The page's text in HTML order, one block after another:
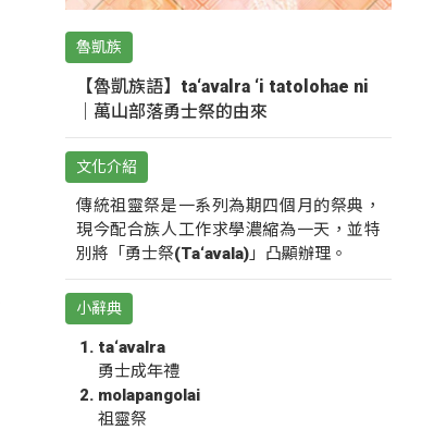
魯凱族
【魯凱族語】ta‘avalra ‘i tatolohae ni
｜萬山部落勇士祭的由來
文化介紹
傳統祖靈祭是一系列為期四個月的祭典，
現今配合族人工作求學濃縮為一天，並特
別將「勇士祭(Ta‘avala)」凸顯辦理。
小辭典
ta‘avalra
勇士成年禮
molapangolai
祖靈祭